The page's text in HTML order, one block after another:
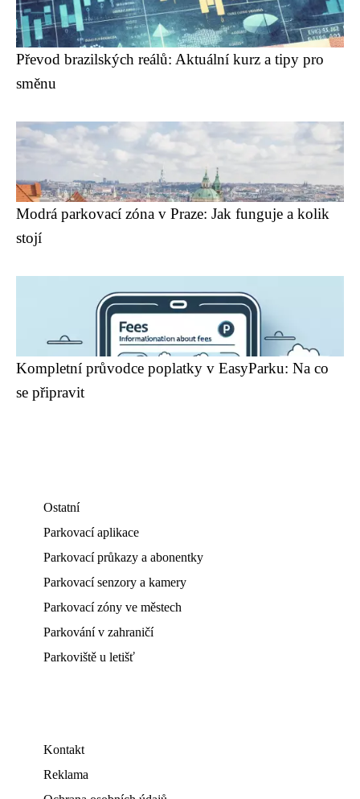
Převod brazilských reálů: Aktuální kurz a tipy pro
směnu
Modrá parkovací zóna v Praze: Jak funguje a kolik
stojí
Kompletní průvodce poplatky v EasyParku: Na co
se připravit
Ostatní
Parkovací aplikace
Parkovací průkazy a abonentky
Parkovací senzory a kamery
Parkovací zóny ve městech
Parkování v zahraničí
Parkoviště u letišť
Kontakt
Reklama